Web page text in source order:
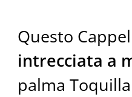
Questo
intrecciata a
palma